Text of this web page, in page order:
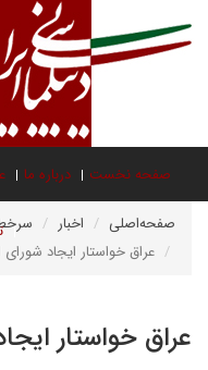
صفحه نخست درباره ما
صفحه‌اصلی اخبار
عراق خواستار ایجاد
عراق خواستار